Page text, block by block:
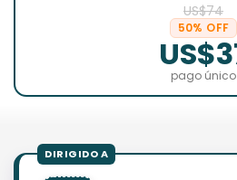
US$74
50% OFF
pago único